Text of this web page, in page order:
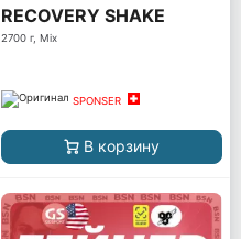
RECOVERY SHAKE
2700 г, Mix
SPONSER
В корзину